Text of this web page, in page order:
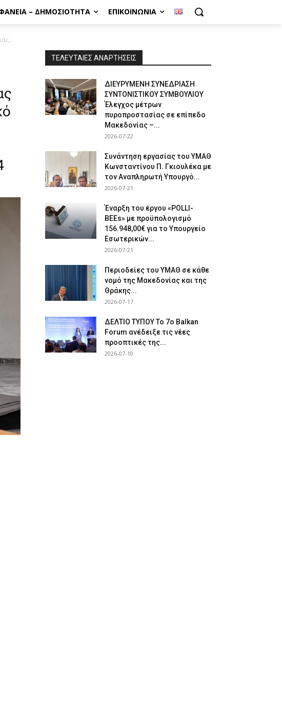
– ΔΗΜΟΣΙΌΤΗΤΑ ΕΠΙΚΟΙΝΩΝΊΑ
ΤΕΛΕΥΤΑΙΕΣ ΑΝΑΡΤΗΣΕΙΣ
ΔΙΕΥΡΥΜΕΝΗ ΣΥΝΕΔΡΙΑΣΗ
ΣΥΝΤΟΝΙΣΤΙΚΟΥ ΣΥΜΒΟΥΛΙΟΥ
Έλεγχος μέτρων
πυροπροστασίας σε επίπεδο
Μακεδονίας –...
2026-07-22
Συνάντηση εργασίας του ΥΜΑΘ
Κωνσταντίνου Π. Γκιουλέκα με
τον Αναπληρωτή Υπουργό...
2026-07-21
Έναρξη του έργου «POLLI-
BEEs» με προϋπολογισμό
156.948,00€ για το Υπουργείο
Εσωτερικών...
2026-07-21
Περιοδείες του ΥΜΑΘ σε κάθε
νομό της Μακεδονίας και της
Θράκης...
2026-07-17
ΔΕΛΤΙΟ ΤΥΠΟΥ Το 7ο Balkan
Forum ανέδειξε τις νέες
προοπτικές της...
2026-07-10